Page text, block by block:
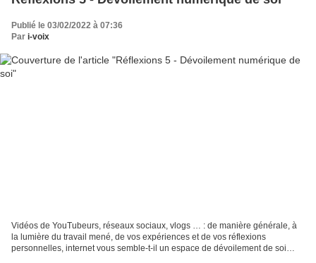
Publié le 03/02/2022 à 07:36
Par i-voix
Vidéos de YouTubeurs, réseaux sociaux, vlogs … : de manière générale, à
la lumière du travail mené, de vos expériences et de vos réflexions
personnelles, internet vous semble-t-il un espace de dévoilement de soi